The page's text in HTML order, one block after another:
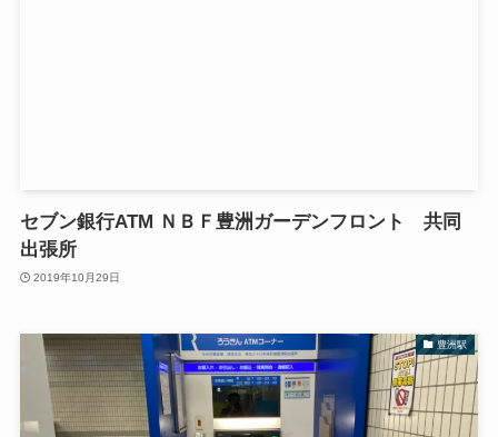
セブン銀行ATM ＮＢＦ豊洲ガーデンフロント 共同
出張所
2019年10月29日
豊洲駅